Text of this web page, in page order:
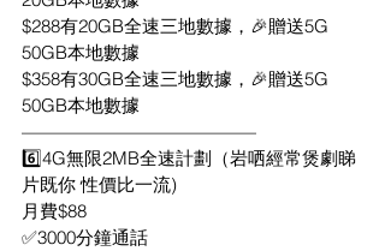
$288有20GB全速三地數據，🎉贈送5G
50GB本地數據
$358有30GB全速三地數據，🎉贈送5G
50GB本地數據
—————————————
6️⃣4G無限2MB全速計劃（岩哂經常煲劇睇
片既你 性價比一流)
月費$88
✅3000分鐘通話